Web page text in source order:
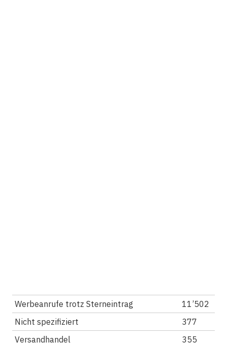
Werbeanrufe trotz Sterneintrag
11’502
Nicht spezifiziert
377
Versandhandel
355